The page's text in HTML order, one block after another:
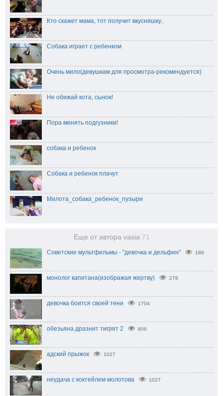
Кто скажет мама, тот получит вкусняшку..
Собака играет с ребенком
Очень мило(девушкам для просмотра-рекомендуется)
Не обижай кота, сынок!
Пора менять подгузники!
собака и ребенок
Собака и ребенок плачут
Милота_собака_ребенок_пузыри
Еще от автора vasia 71
Советские мультфильмы - "девочка и дельфин" 189
монолог капитана(изображая жертву) 278
девочка боится своей тени 1704
обезьяна дразнит тигрят 2 806
адский прыжок 1027
неудача с коктейлем молотова 1027